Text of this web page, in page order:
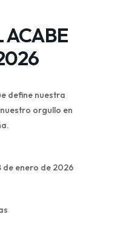
ACABE
define nuestra
orgullo en
de enero de 2026